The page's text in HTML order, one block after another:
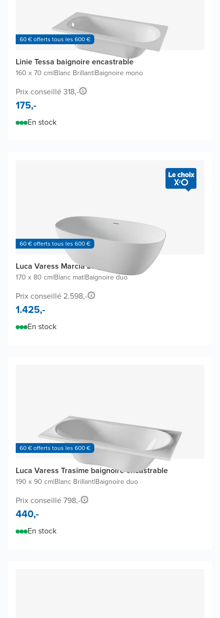
60 € offerts tous les 600 €
Linie Tessa baignoire encastrable
160 x 70 cm|Blanc Brillant|Baignoire mono
Prix conseillé 318,-
175,-
En stock
60 € offerts tous les 600 €
Luca Varess Marcia baignoire îlot
170 x 80 cm|Blanc mat|Baignoire duo
Prix conseillé 2.598,-
1.425,-
En stock
60 € offerts tous les 600 €
Luca Varess Trasime baignoire encastrable
190 x 90 cm|Blanc Brillant|Baignoire duo
Prix conseillé 798,-
440,-
En stock